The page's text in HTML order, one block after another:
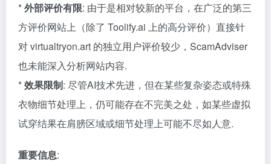
*外部评价有限: 由于是相对较新的平台，在广泛的第三
方评价网站上（除了 Toolify.ai 上的高分评价）直接针
对 virtualtryon.art 的独立用户评价较少，ScamAdviser
也未能深入分析网站内容.
*效果限制: 尽管AI技术先进，但在某些复杂姿态或特殊
衣物细节处理上，仍可能存在不完美之处，如某些虚拟
试穿结果在肩膀区域或细节处理上可能不尽如人意.
重要信息: